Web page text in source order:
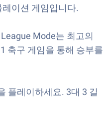
이션 게임입니다.
Mode는 최고의
축구 게임을 통해 승부를
플레이하세요. 3대 3 길